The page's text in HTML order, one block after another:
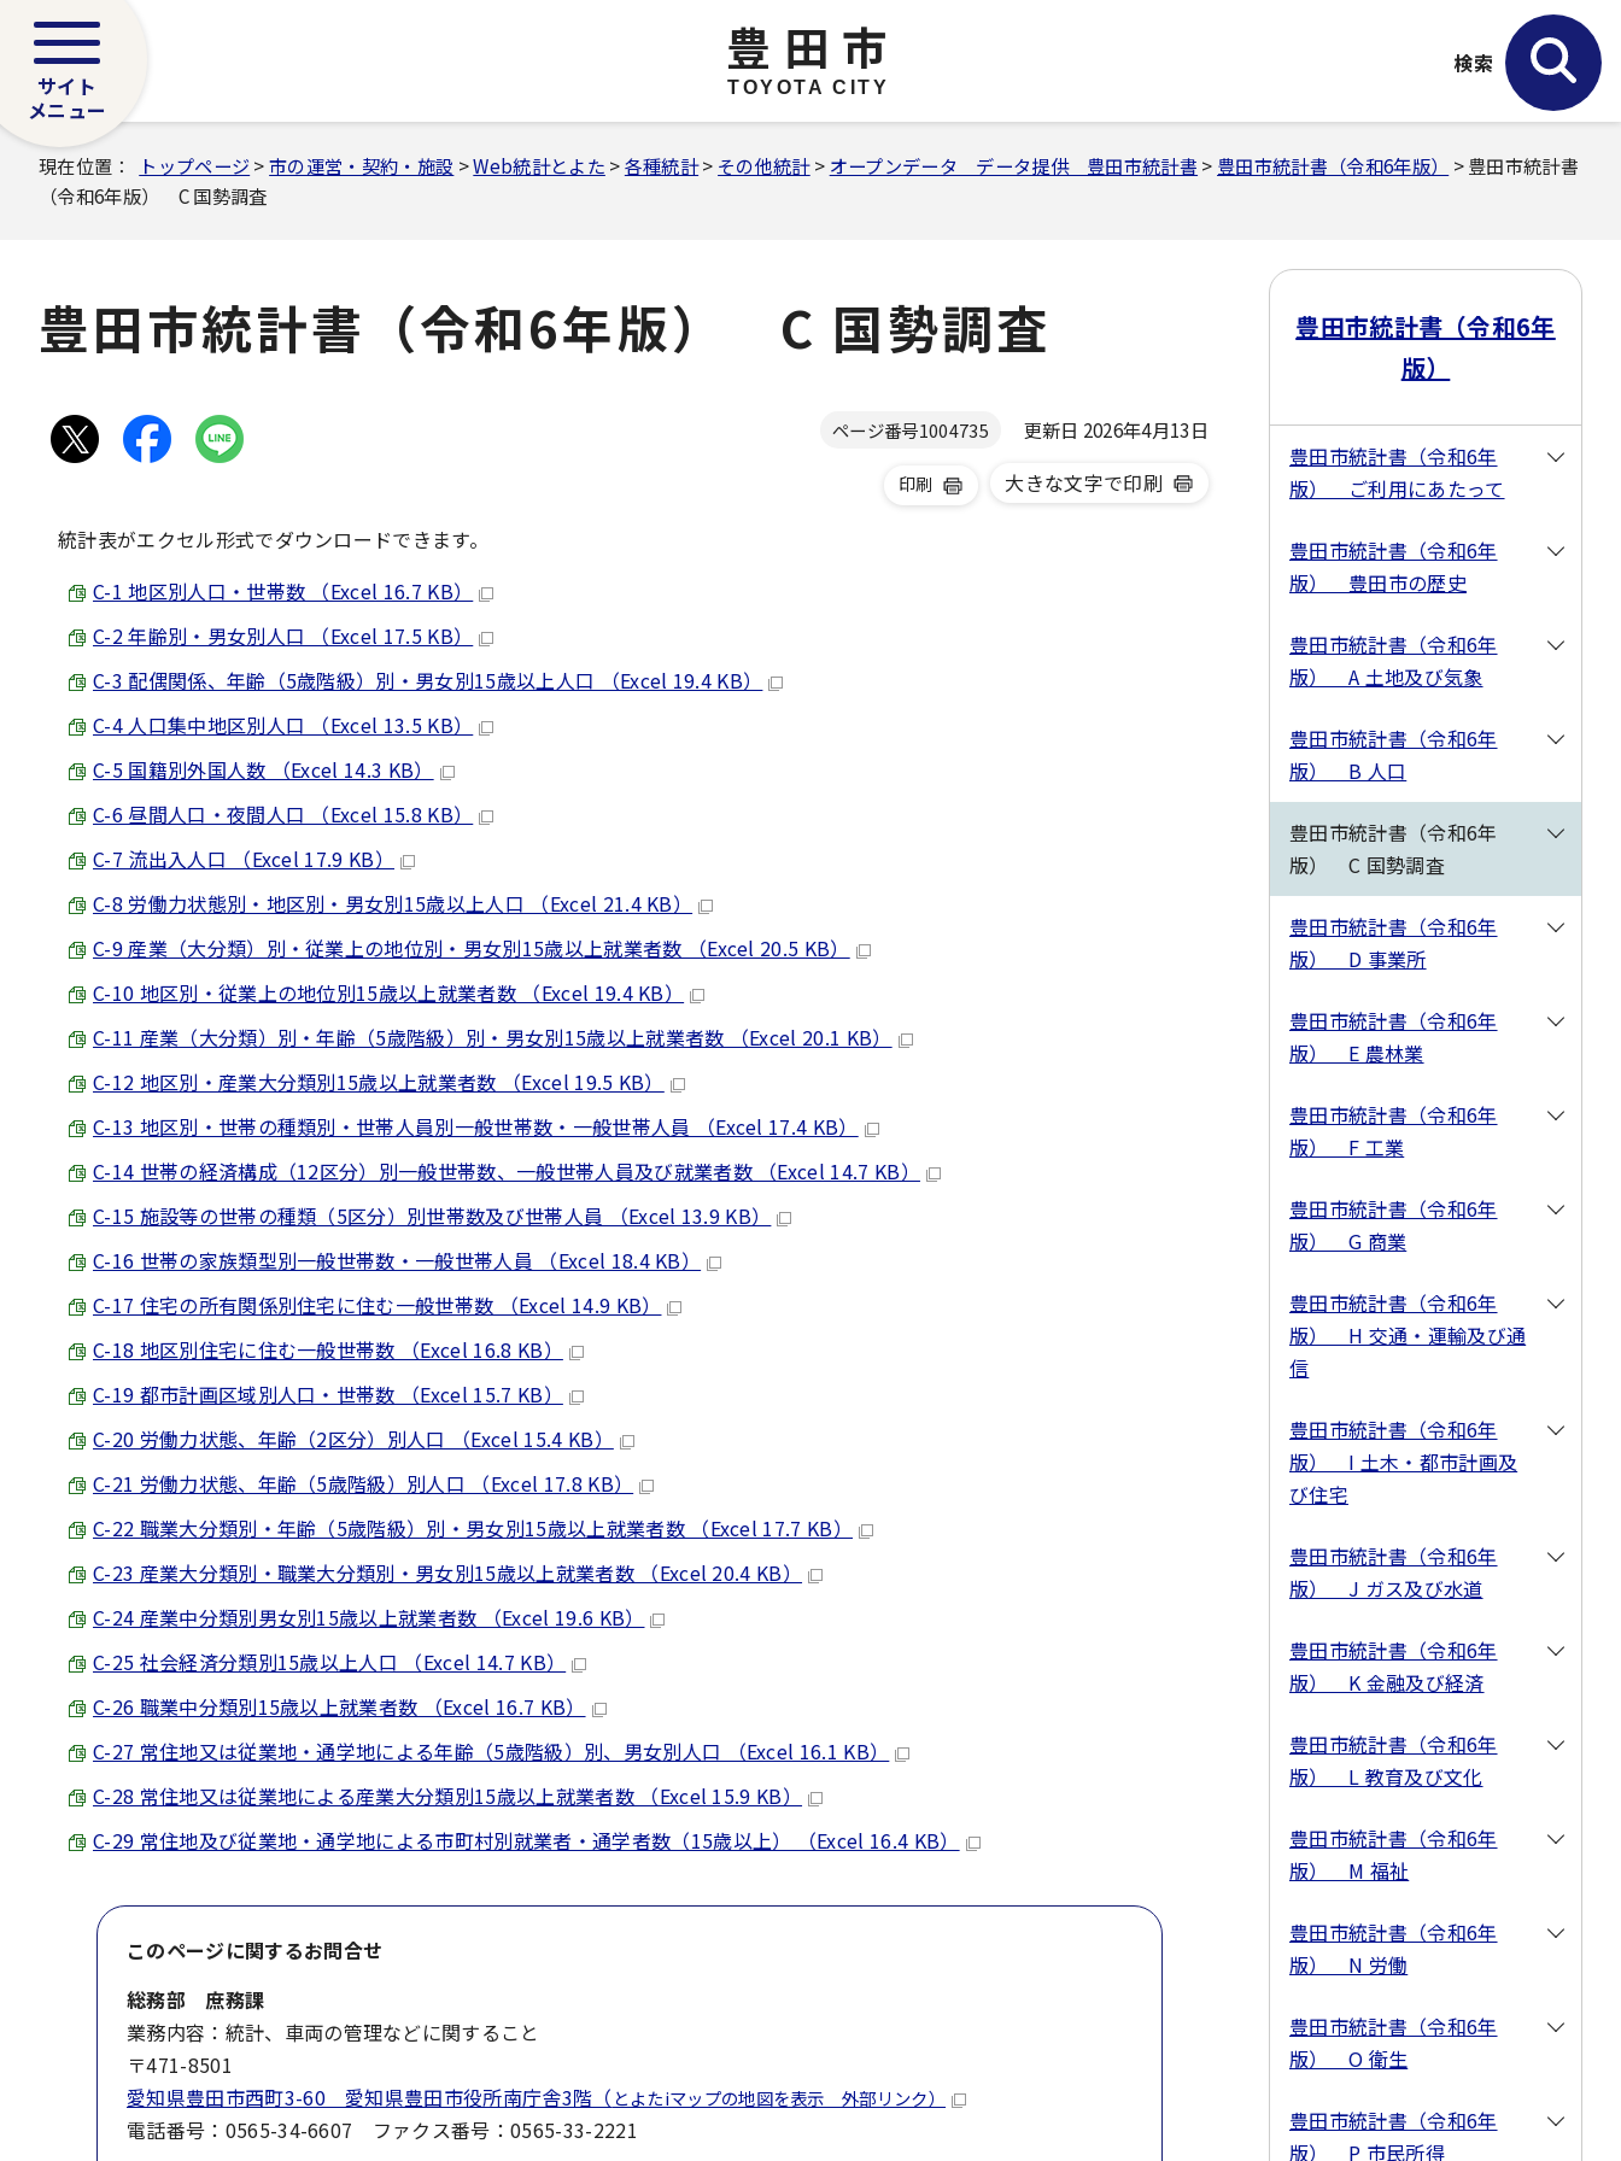
豊田市
TOYOTA CITY
サイト
メニュー
検索
現在位置： トップページ >市の運営・契約・施設 >Web統計とよた >各種統計> その他統計> オープンデータ データ提供 豊田市統計書 > 豊田市統計書（令和6年版）
> 豊田市統計書
（令和6年版） C 国勢調査
豊田市統計書（令和6年版） C 国勢調査
ページ番号1004735 更新日 2026年4月13日
印刷
大きな文字で印刷
統計表がエクセル形式でダウンロードできます。
C-1 地区別人口・世帯数 （Excel 16.7 KB）
C-2 年齢別・男女別人口 （Excel 17.5 KB）
C-3 配偶関係、年齢（5歳階級）別・男女別15歳以上人口 （Excel 19.4 KB）
C-4 人口集中地区別人口 （Excel 13.5 KB）
C-5 国籍別外国人数 （Excel 14.3 KB）
C-6 昼間人口・夜間人口 （Excel 15.8 KB）
C-7 流出入人口 （Excel 17.9 KB）
C-8 労働力状態別・地区別・男女別15歳以上人口 （Excel 21.4 KB）
C-9 産業（大分類）別・従業上の地位別・男女別15歳以上就業者数 （Excel 20.5 KB）
C-10 地区別・従業上の地位別15歳以上就業者数 （Excel 19.4 KB）
C-11 産業（大分類）別・年齢（5歳階級）別・男女別15歳以上就業者数 （Excel 20.1 KB）
C-12 地区別・産業大分類別15歳以上就業者数 （Excel 19.5 KB）
C-13 地区別・世帯の種類別・世帯人員別一般世帯数・一般世帯人員 （Excel 17.4 KB）
C-14 世帯の経済構成（12区分）別一般世帯数、一般世帯人員及び就業者数 （Excel 14.7 KB）
C-15 施設等の世帯の種類（5区分）別世帯数及び世帯人員 （Excel 13.9 KB）
C-16 世帯の家族類型別一般世帯数・一般世帯人員 （Excel 18.4 KB）
C-17 住宅の所有関係別住宅に住む一般世帯数 （Excel 14.9 KB）
C-18 地区別住宅に住む一般世帯数 （Excel 16.8 KB）
C-19 都市計画区域別人口・世帯数 （Excel 15.7 KB）
C-20 労働力状態、年齢（2区分）別人口 （Excel 15.4 KB）
C-21 労働力状態、年齢（5歳階級）別人口 （Excel 17.8 KB）
C-22 職業大分類別・年齢（5歳階級）別・男女別15歳以上就業者数 （Excel 17.7 KB）
C-23 産業大分類別・職業大分類別・男女別15歳以上就業者数 （Excel 20.4 KB）
C-24 産業中分類別男女別15歳以上就業者数 （Excel 19.6 KB）
C-25 社会経済分類別15歳以上人口 （Excel 14.7 KB）
C-26 職業中分類別15歳以上就業者数 （Excel 16.7 KB）
C-27 常住地又は従業地・通学地による年齢（5歳階級）別、男女別人口 （Excel 16.1 KB）
C-28 常住地又は従業地による産業大分類別15歳以上就業者数 （Excel 15.9 KB）
C-29 常住地及び従業地・通学地による市町村別就業者・通学者数（15歳以上） （Excel 16.4 KB）
このページに関するお問合せ
総務部 庶務課
業務内容：統計、車両の管理などに関すること
〒471-8501
愛知県豊田市西町3-60 愛知県豊田市役所南庁舎3階（ とよたiマップの地図を表示 外部リンク）
電話番号：0565-34-6607 ファクス番号：0565-33-2221
豊田市統計書（令和6年
版）
豊田市統計書（令和6年
版） ご利用にあたって
豊田市統計書（令和6年
版） 豊田市の歴史
豊田市統計書（令和6年
版） A 土地及び気象
豊田市統計書（令和6年
版） B 人口
豊田市統計書（令和6年
版） C 国勢調査
豊田市統計書（令和6年
版） D 事業所
豊田市統計書（令和6年
版） E 農林業
豊田市統計書（令和6年
版） F 工業
豊田市統計書（令和6年
版） G 商業
豊田市統計書（令和6年
版） H 交通・運輸及び通
信
豊田市統計書（令和6年
版） I 土木・都市計画及
び住宅
豊田市統計書（令和6年
版） J ガス及び水道
豊田市統計書（令和6年
版） K 金融及び経済
豊田市統計書（令和6年
版） L 教育及び文化
豊田市統計書（令和6年
版） M 福祉
豊田市統計書（令和6年
版） N 労働
豊田市統計書（令和6年
版） O 衛生
豊田市統計書（令和6年
版） P 市民所得